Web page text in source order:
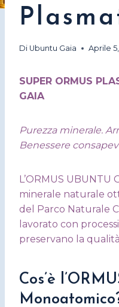
Di Ubuntu Gaia Aprile
SUPER ORMUS
GAIA
Purezza minerale.
Benessere
L’ORMUS UBUNTU
minerale naturale
del Parco Naturale
lavorato con
preservano la
Cos’è